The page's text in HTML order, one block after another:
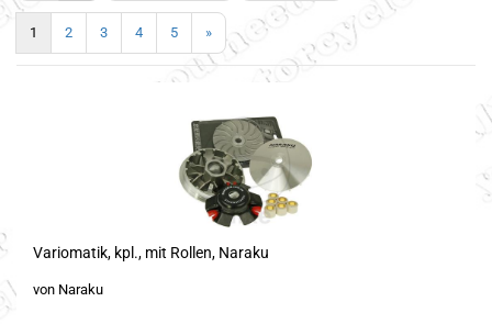
1 2 3 4 5 »
Variomatik, kpl., mit Rollen, Naraku
von Naraku